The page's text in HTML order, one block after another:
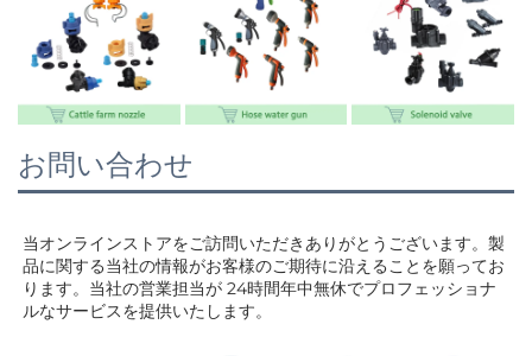
お問い合わせ
当オンラインストアをご訪問いただきありがとうございます。製
品に関する当社の情報がお客様のご期待に沿えることを願ってお
ります。当社の営業担当が 24時間年中無休でプロフェッショナ
ルなサービスを提供いたします。